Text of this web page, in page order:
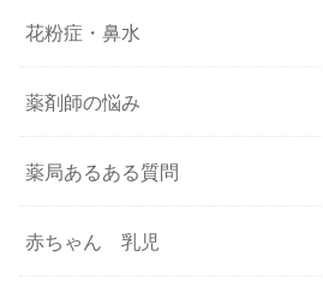
花粉症・鼻水
薬剤師の悩み
薬局あるある質問
赤ちゃん 乳児